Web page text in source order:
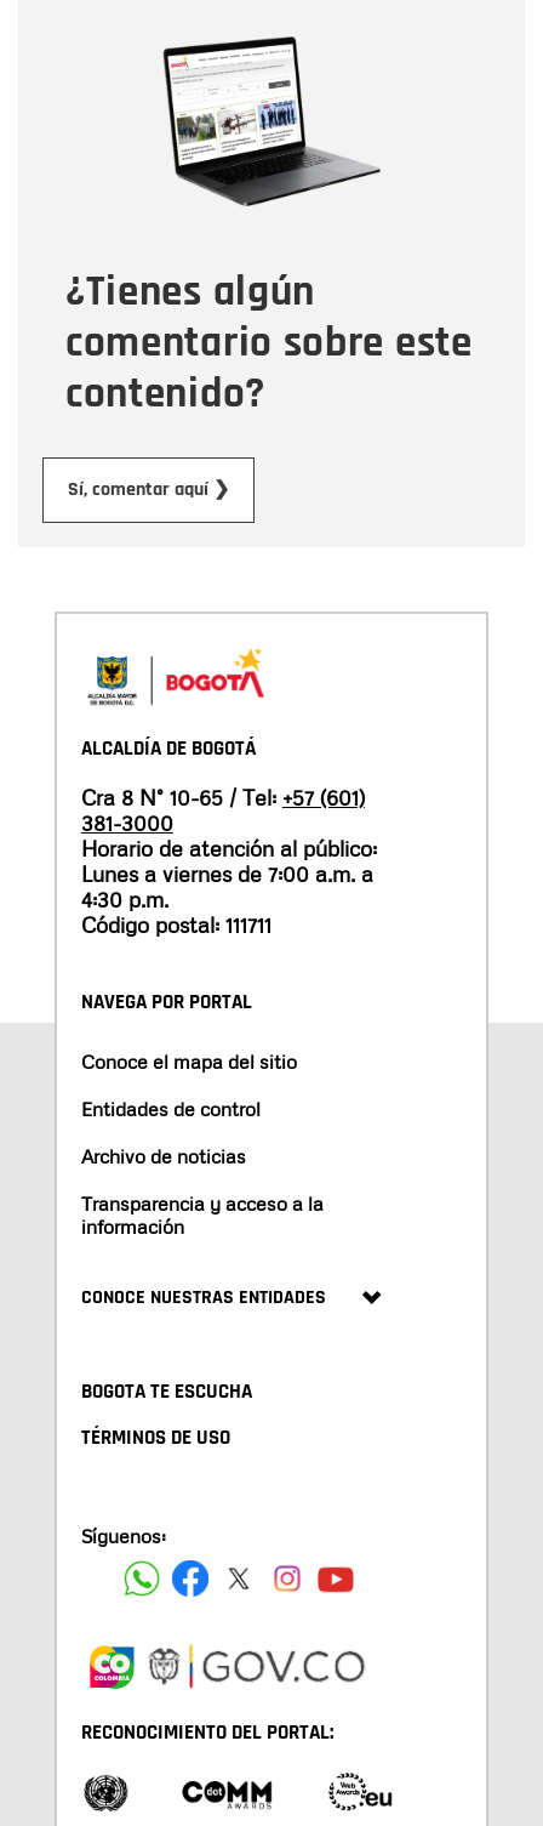
¿Tienes algún
comentario sobre este
contenido?
Sí, comentar aquí ❯
Correo electrónico
Tipo de comentario
Mensaje
ALCALDÍA DE BOGOTÁ
Cra 8 N° 10-65 / Tel: +57 (601)
381-3000
Horario de atención al público:
Lunes a viernes de 7:00 a.m. a
4:30 p.m.
Código postal: 111711
NAVEGA POR PORTAL
Conoce el mapa del sitio
Entidades de control
Archivo de noticias
Transparencia y acceso a la
información
CONOCE NUESTRAS ENTIDADES
BOGOTA TE ESCUCHA
TÉRMINOS DE USO
Síguenos:
RECONOCIMIENTO DEL PORTAL: